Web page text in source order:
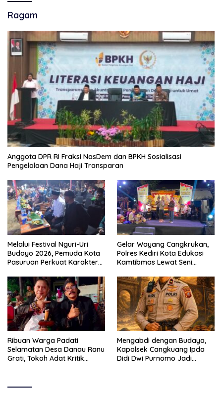
Ragam
Anggota DPR RI Fraksi NasDem dan BPKH Sosialisasi
Pengelolaan Dana Haji Transparan
Melalui Festival Nguri-Uri
Budoyo 2026, Pemuda Kota
Pasuruan Perkuat Karakter
Narkoba
Gelar Wayang Cangkrukan,
Polres Kediri Kota Edukasi
Kamtibmas Lewat Seni
Ribuan Warga Padati
Selamatan Desa Danau Ranu
Grati, Tokoh Adat Kritik
Mengabdi dengan Budaya,
Kapolsek Cangkuang Ipda
Didi Dwi Purnomo Jadi